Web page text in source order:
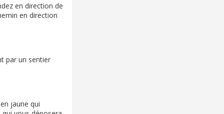
en direction de
en direction
par un sentier
jaune qui